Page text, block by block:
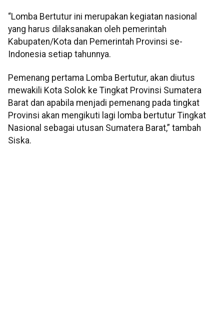
“Lomba Bertutur ini merupakan kegiatan nasional
yang harus dilaksanakan oleh pemerintah
Kabupaten/Kota dan Pemerintah Provinsi se-
Indonesia setiap tahunnya.
Pemenang pertama Lomba Bertutur, akan diutus
mewakili Kota Solok ke Tingkat Provinsi Sumatera
Barat dan apabila menjadi pemenang pada tingkat
Provinsi akan mengikuti lagi lomba bertutur Tingkat
Nasional sebagai utusan Sumatera Barat,” tambah
Siska.